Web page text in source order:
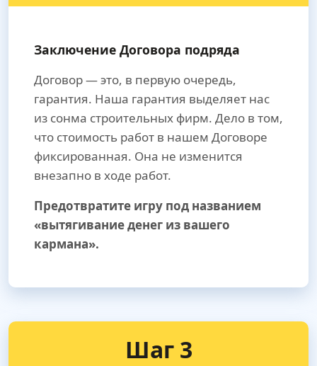
Заключение Договора подряда
Договор — это, в первую очередь,
гарантия. Наша гарантия выделяет нас
из сонма строительных фирм. Дело в том,
что стоимость работ в нашем Договоре
фиксированная. Она не изменится
внезапно в ходе работ.
Предотвратите игру под названием
«вытягивание денег из вашего
кармана».
Шаг 3